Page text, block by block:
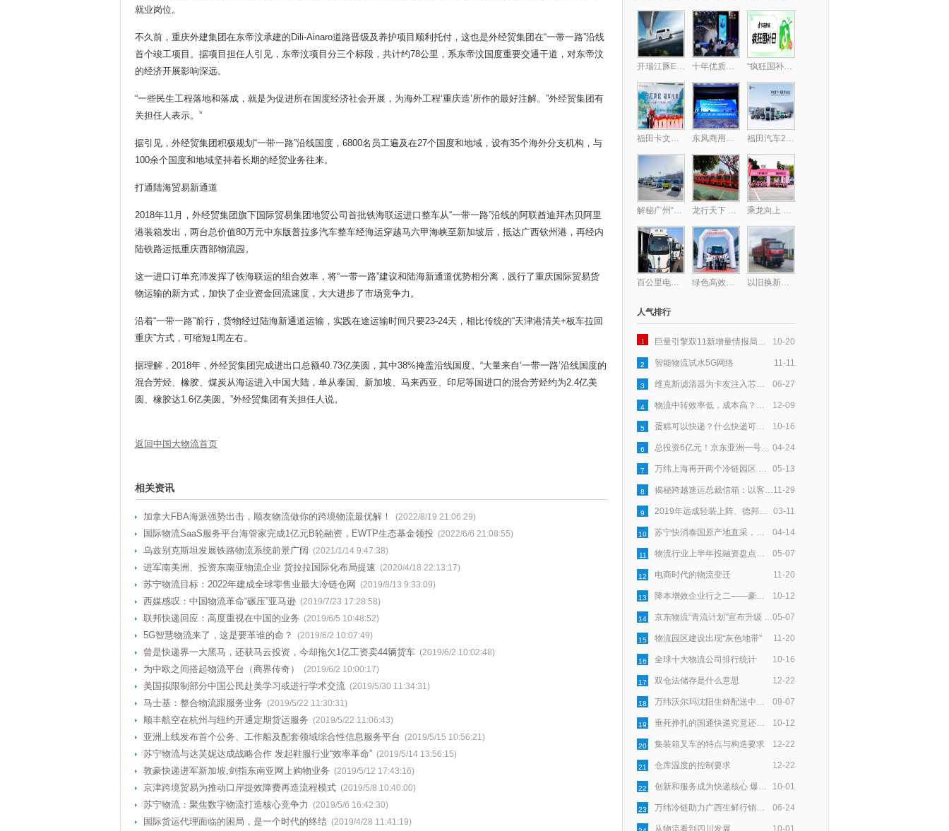
就业岗位。
不久前，重庆外建集团在东帝汶承建的Dili-Ainaro道路晋级及养护项目顺利托付，这也是外经贸集团在“一带一路”沿线
首个竣工项目。据项目担任人引见，东帝汶项目分三个标段，共计约78公里，系东帝汶国度重要交通干道，对东帝汶
的经济开展影响深远。
“一些民生工程落地和落成，就是为促进所在国度经济社会开展，为海外工程‘重庆造’所作的最好注解。”外经贸集团有
关担任人表示。”
据引见，外经贸集团积极规划“一带一路”沿线国度，6800名员工遍及在27个国度和地域，设有35个海外分支机构，与
100余个国度和地域坚持着长期的经贸业务往来。
打通陆海贸易新通道
2018年11月，外经贸集团旗下国际贸易集团地贸公司首批铁海联运进口整车从“一带一路”沿线的阿联酋迪拜杰贝阿里
港装箱发出，两台总价值80万元中东版普拉多汽车整车经海运穿越马六甲海峡至新加坡后，抵达广西钦州港，再经内
陆铁路运抵重庆西部物流园。
这一进口订单充沛发挥了铁海联运的组合效率，将“一带一路”建议和陆海新通道优势相分离，践行了重庆国际贸易货
物运输的新方式，加快了企业资金回流速度，大大进步了市场竞争力。
沿着“一带一路”前行，货物经过陆海新通道运输，实践在途运输时间只要23-24天，相比传统的“天津港清关+板车拉回
重庆”方式，可缩短1周左右。
据理解，2018年，外经贸集团完成进出口总额40.73亿美圆，其中38%掩盖沿线国度。“大量来自‘一带一路’沿线国度的
混合芳烃、橡胶、煤炭从海运进入中国大陆，单从泰国、新加坡、马来西亚、印尼等国进口的混合芳烃约为2.4亿美
圆、橡胶达1.6亿美圆。”外经贸集团有关担任人说。
返回中国大物流首页
相关资讯
加拿大FBA海派强势出击，顺友物流做你的跨境物流最优解！ (2022/8/19 21:06:29)
国际物流SaaS服务平台海管家完成1亿元B轮融资，EWTP生态基金领投 (2022/6/6 21:08:55)
乌兹别克斯坦发展铁路物流系统前景广阔 (2021/1/14 9:47:38)
进军南美洲、投资东南亚物流企业 货拉拉国际化布局提速 (2020/4/18 22:13:17)
苏宁物流目标：2022年建成全球零售业最大冷链仓网 (2019/8/13 9:33:09)
西媒感叹：中国物流革命“碾压”亚马逊 (2019/7/23 17:28:58)
联邦快递回应：高度重视在中国的业务 (2019/6/5 10:48:52)
5G智慧物流来了，这是要革谁的命？ (2019/6/2 10:07:49)
曾是快递界一大黑马，还获马云投资，今却拖欠1亿工资卖44辆货车 (2019/6/2 10:02:48)
为中欧之间搭起物流平台（商界传奇） (2019/6/2 10:00:17)
美国拟限制部分中国公民赴美学习或进行学术交流 (2019/5/30 11:34:31)
马士基：整合物流跟服务业务 (2019/5/22 11:30:31)
顺丰航空在杭州与纽约开通定期货运服务 (2019/5/22 11:06:43)
亚洲上线发布首个公务、工作船及配套领域综合性信息服务平台 (2019/5/15 10:56:21)
苏宁物流与达芙妮达成战略合作 发起鞋服行业“效率革命” (2019/5/14 13:56:15)
敦豪快递进军新加坡,剑指东南亚网上购物业务 (2019/5/12 17:43:16)
京津跨境贸易为推动口岸提效降费再造流程模式 (2019/5/8 10:40:00)
苏宁物流：聚焦数字物流打造核心竞争力 (2019/5/6 16:42:30)
国际货运代理面临的困局，是一个时代的终结 (2019/4/28 11:41:19)
开瑞江豚E5/E7客运版上市，全面升级带来乘用级体验 十年优质乳工程，24小时鲜牛乳以鲜活“质”敬时代 “疯狂国补日”四五月加码再变身？上抖音享国补的背后，耐消行业商家机会来了
福田卡文乐福中山上市，智慧绿流打通珠三角新格局 东风商用车携龙擎3.0动力链强势亮相2025化工物流安全环保发展论坛 福田汽车2025年一季度新能源销量同比大增174.2%，持续领跑新能源市场
解秘广州“钻石型”顶层物流网络的最后一块拼图——广州东部公铁联运枢纽 龙行天下 以客为先丨龙擎动力爆单130台！助力钢铁物流提质增效 乘龙向上 共赴星海，乘龙跑团2025柳州马拉松激情开跑
百公里电耗低至31度，乘龙L2V新能源轻卡助卡友钱程似锦 绿色高效双驱动！德铁信可在华部署首批醇氢重卡 以旧换新至高补贴17万！乘龙H7纯电自卸换购正当时
人气排行
10-20
1 巨量引擎双11新增量情报局｜以「货」为核，多效并举让新品打爆更高效
11-11
2 智能物流试水5G网络
06-27
3 维克斯滤清器为卡友注入芯力量，爱心大派送全国盛启
12-09
4 物流中转效率低，成本高？跨越速运以科技赋能，助力产业升级
10-16
5 蛋糕可以快递？什么快递可以寄蛋糕？
04-24
6 总投资6亿元！京东亚洲一号鹤壁浚县物流园基建已完成50％
05-13
7 万纬上海再开两个冷链园区 守护舌尖上的食品安全
11-29
8 揭秘跨越速运总裁信箱：以客户为中心，五年收信6万封
03-11
9 2019年远成轻装上阵、德邦进军大件、安能要“活下去”
04-14
10 苏宁快消泰国原产地直采，智慧物流助力72小时速达
05-07
11 物流行业上半年投融资盘点：100亿资金一半入零担，一半向技术
11-20
12 电商时代的物流变迁
10-12
13 降本增效企业行之二——豪狼物流：服务细节上用“新”深耕
05-07
14 京东物流“青流计划”宣布升级 聚焦末端回收再利用
11-20
15 物流园区建设出现“灰色地带”
10-16
16 全球十大物流公司排行统计
12-22
17 双仓法储存是什么意思
09-07
18 万纬沃尔玛沈阳生鲜配送中心正式开仓
10-12
19 垂死挣扎的国通快递究竟还能撑多久？
12-22
20 集装箱叉车的特点与构造要求
12-22
21 仓库温度的控制要求
10-01
22 创新和服务成为快递核心 爆发式增长带来时代契机
06-24
23 万纬冷链助力广西生鲜行销全国
10-01
从物流看到四川发展